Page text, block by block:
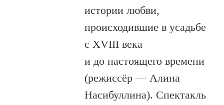
истории любви,
происходившие в усадьбе
с XVIII века
и до настоящего времени
(режиссёр — Алина
Насибуллина). Спектакль